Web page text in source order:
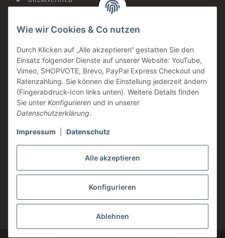
Alle akzeptieren
Konfigurieren
Ablehnen
Wie wir Cookies & Co nutzen
Durch Klicken auf „Alle akzeptieren“ gestatten Sie den
Einsatz folgender Dienste auf unserer Website: YouTube,
Vimeo, SHOPVOTE, Brevo, PayPal Express Checkout und
Ratenzahlung. Sie können die Einstellung jederzeit ändern
(Fingerabdruck-Icon links unten). Weitere Details finden
Sie unter Konfigurieren und in unserer
Datenschutzerklärung.
Impressum Datenschutz
Made in Germany
Familienunternehmen
Zahntechnische Beratung
DE & AT Versandkostenfrei ab 200 € / netto
Informationen
Rechtliches
* Alle Preise zzgl. gesetzlicher USt., zzgl.